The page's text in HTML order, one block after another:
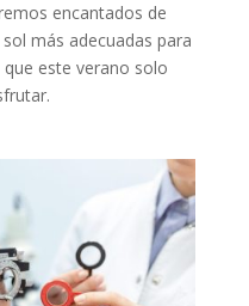
encantados de
más adecuadas para
este verano solo